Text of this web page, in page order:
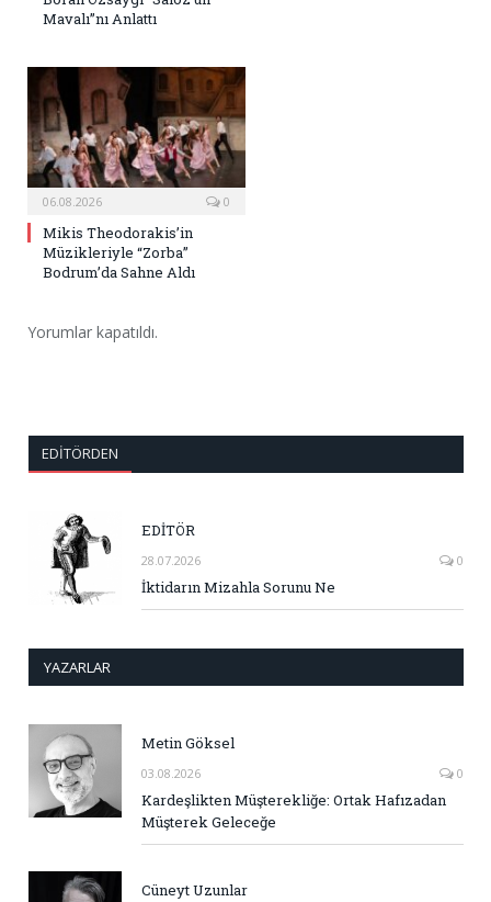
Mavalı”nı Anlattı
06.08.2026 0
Mikis Theodorakis’in
Müzikleriyle “Zorba”
Bodrum’da Sahne Aldı
Yorumlar kapatıldı.
EDITÖRDEN
EDİTÖR
28.07.2026 0
İktidarın Mizahla Sorunu Ne
YAZARLAR
Metin Göksel
03.08.2026 0
Kardeşlikten Müşterekliğe: Ortak Hafızadan
Müşterek Geleceğe
Cüneyt Uzunlar